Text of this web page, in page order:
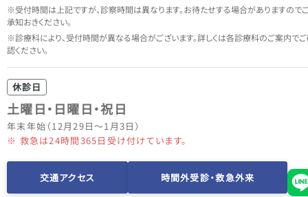
受付時間は上記ですが、診察時間は異なります。お待たせする場合がありますので
承知おきください。
診療科により、受付時間が異なる場合がございます。詳しくは各診療科のご案内で
認ください。
休診日
土曜日・日曜日・祝日
年末年始（12月29日～1月3日）
※ 救急は24時間365日受け付けています。
交通アクセス 時間外受診・救急外来